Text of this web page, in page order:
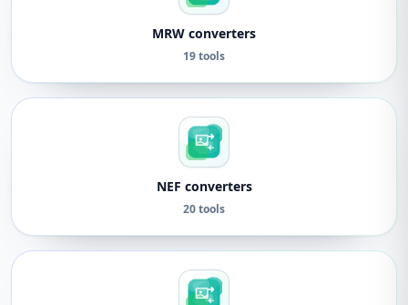
MRW converters
19 tools
NEF converters
20 tools